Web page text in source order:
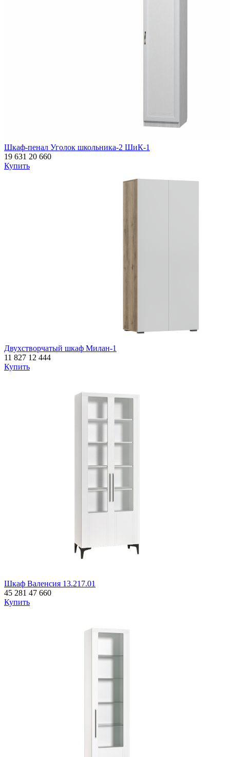
Шкаф-пенал Уголок школьника-2 ШиК-1
19 631 20 660
Купить
Двухстворчатый шкаф Милан-1
11 827 12 444
Купить
Шкаф Валенсия 13.217.01
45 281 47 660
Купить